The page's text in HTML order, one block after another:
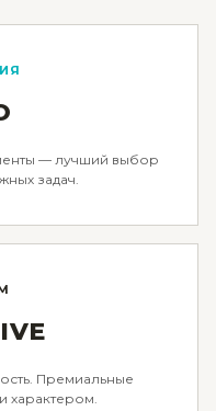
— лучший выбор
задач.
Премиальные
характером.